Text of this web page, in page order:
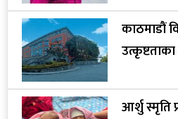
काठमाडौं
आर्शु स्मृति